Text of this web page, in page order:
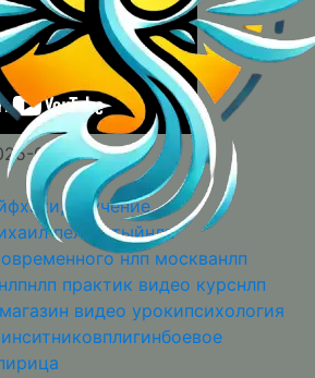
07-16
обучение
пелехатыйнлп
нлп москванлп
нлп практик видео курснлп
видео урокипсихология
ситниковплигинбоевое